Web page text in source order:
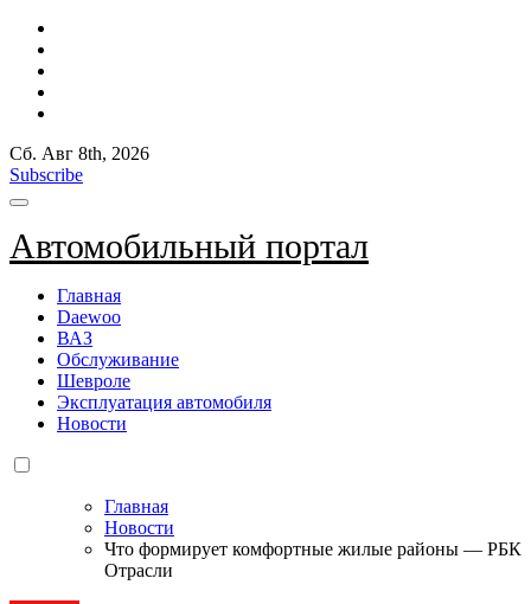
Сб. Авг 8th, 2026
Subscribe
Автомобильный портал
Главная
Daewoo
ВАЗ
Обслуживание
Шевроле
Эксплуатация автомобиля
Новости
Главная
Новости
Что формирует комфортные жилые районы — РБК
Отрасли